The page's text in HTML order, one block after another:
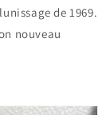
de 1969.
nouveau